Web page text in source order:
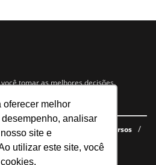
oferecer melhor
analisar
site e
utilizar este site, você
tomar as melhores decisões.
E-books gratuitos
Cursos